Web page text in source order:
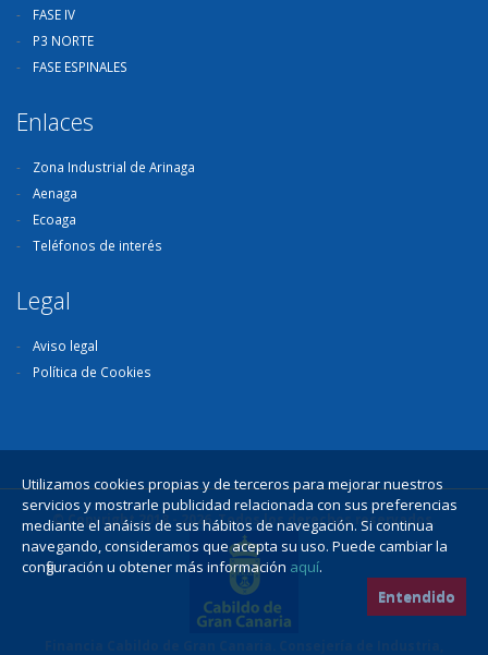
FASE IV
P3 NORTE
FASE ESPINALES
Enlaces
Zona Industrial de Arinaga
Aenaga
Ecoaga
Teléfonos de interés
Legal
Aviso legal
Política de Cookies
© Copyright 2018 - 2026. Todos los derechos reservados.
Utilizamos cookies propias y de terceros para mejorar nuestros
servicios y mostrarle publicidad relacionada con sus preferencias
mediante el anáisis de sus hábitos de navegación. Si continua
navegando, consideramos que acepta su uso. Puede cambiar la
configuración u obtener más información aquí.
Entendido